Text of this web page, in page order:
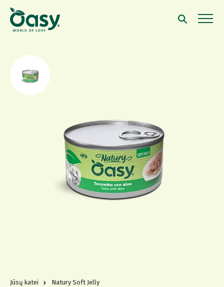
Jūsų katei Natury Soft Jelly